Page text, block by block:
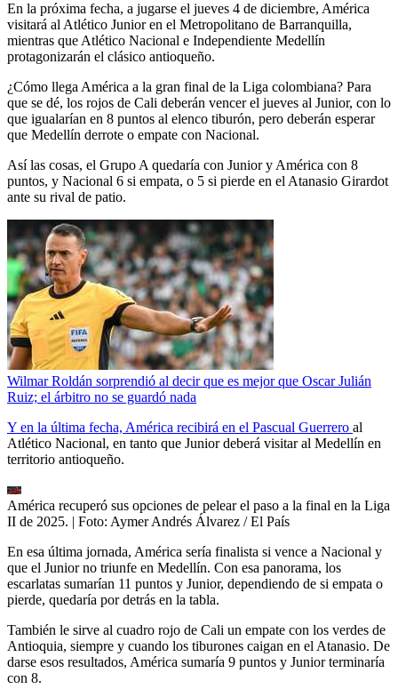
En la próxima fecha, a jugarse el jueves 4 de diciembre, América
visitará al Atlético Junior en el Metropolitano de Barranquilla,
mientras que Atlético Nacional e Independiente Medellín
protagonizarán el clásico antioqueño.
¿Cómo llega América a la gran final de la Liga colombiana? Para
que se dé, los rojos de Cali deberán vencer el jueves al Junior, con lo
que igualarían en 8 puntos al elenco tiburón, pero deberán esperar
que Medellín derrote o empate con Nacional.
Así las cosas, el Grupo A quedaría con Junior y América con 8
puntos, y Nacional 6 si empata, o 5 si pierde en el Atanasio Girardot
ante su rival de patio.
Wilmar Roldán sorprendió al decir que es mejor que Oscar Julián
Ruiz; el árbitro no se guardó nada
Y en la última fecha, América recibirá en el Pascual Guerrero al
Atlético Nacional, en tanto que Junior deberá visitar al Medellín en
territorio antioqueño.
América recuperó sus opciones de pelear el paso a la final en la Liga
II de 2025. | Foto: Aymer Andrés Álvarez / El País
En esa última jornada, América sería finalista si vence a Nacional y
que el Junior no triunfe en Medellín. Con esa panorama, los
escarlatas sumarían 11 puntos y Junior, dependiendo de si empata o
pierde, quedaría por detrás en la tabla.
También le sirve al cuadro rojo de Cali un empate con los verdes de
Antioquia, siempre y cuando los tiburones caigan en el Atanasio. De
darse esos resultados, América sumaría 9 puntos y Junior terminaría
con 8.